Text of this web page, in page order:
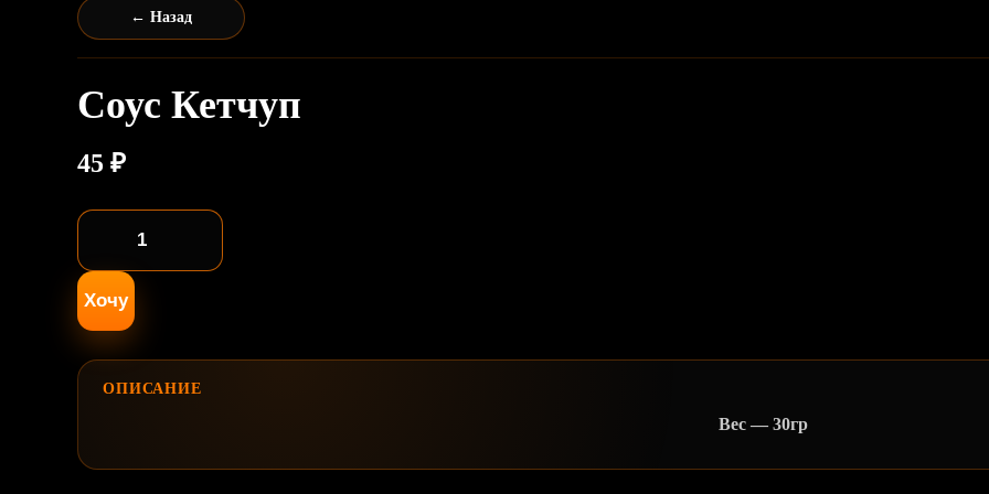
← Назад
Соус Кетчуп
45 ₽
товара
Хочу
ОПИСАНИЕ
Вес — 30гр